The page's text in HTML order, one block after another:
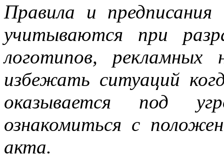
Правила и предписания
учитываются при
логотипов, рекламных
избежать ситуаций
оказывается под
ознакомиться с
акта.